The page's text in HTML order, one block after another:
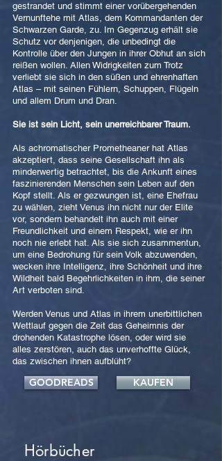
gestrandet und stimmt einer vorübergehenden
Vernunftehe mit Atlas, dem Kommandanten der
Schwarzen Garde, zu. Im Gegenzug erhält sie
Schutz vor denjenigen, die unbedingt die
Kontrolle über den Jungen in ihrer Obhut an sich
reißen wollen. Allen Widrigkeiten zum Trotz
verliebt sie sich in den süßen und ehrenhaften
Atlas – mit seinen Fühlern, Schuppen, Flügeln
und allem Drum und Dran.
Sie ist sein Licht, sein unerreichbarer Traum.
Als achromatischer Prometheaner hat Atlas
akzeptiert, dass seine Gesellschaft ihn als
minderwertig betrachtet, bis die Ankunft eines
faszinierenden Menschen sein Leben auf den
Kopf stellt. Als er gezwungen ist, eine Ehefrau
zu wählen, zieht Venus ihn nicht nur der Elite
vor, sondern behandelt ihn auch mit einer
Freundlichkeit und einem Respekt, wie er ihn
noch nie erlebt hat. Als sie sich zusammentun,
um eine Bedrohung für sein Volk abzuwenden,
wecken ihre Intelligenz, ihre Schönheit und ihre
Wildheit bald Begehrlichkeiten in ihm, die seiner
Art verboten sind.
Werden Venus und Atlas in ihrem unerbittlichen
Wettlauf gegen die Zeit das Geheimnis der
drohenden Katastrophe lösen, oder wird sie
alles zerstören, auch das unverhoffte Glück,
das zwischen ihnen aufblüht?
GOODREADS KAUFEN
Hörbücher